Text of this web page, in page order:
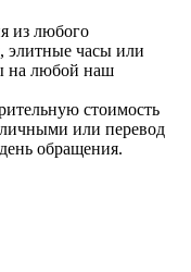
из любого
элитные часы или
на любой наш
стоимость
или перевод
обращения.